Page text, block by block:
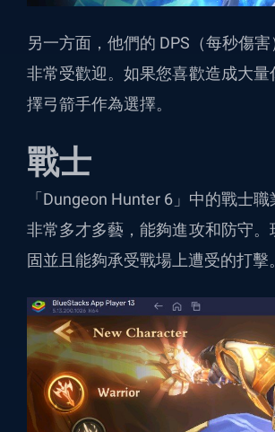
另一方面，他們的 DPS（每秒傷
非常受歡迎。如果您喜歡造成大
擇弓箭手作為選擇。
戰士
「Dungeon Hunter 6」中的戰士
非常多才多藝，能夠進攻和防守
固並且能夠承受戰場上遭受的打擊